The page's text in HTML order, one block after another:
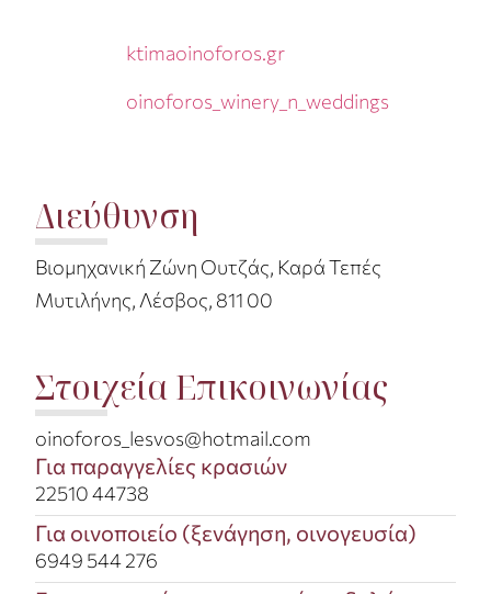
ktimaoinoforos.gr
oinoforos_winery_n_weddings
Διεύθυνση
Βιομηχανική Ζώνη Ουτζάς, Καρά Τεπές
Μυτιλήνης, Λέσβος, 811 00
Στοιχεία Επικοινωνίας
oinoforos_lesvos@hotmail.com​
Για παραγγελίες κρασιών
22510 44738​
Για οινοποιείο (ξενάγηση, οινογευσία)​
6949 544 276